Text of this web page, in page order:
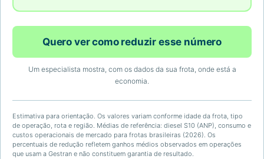
Quero ver como reduzir esse número
Um especialista mostra, com os dados da sua frota, onde está a
economia.
Estimativa para orientação. Os valores variam conforme idade da frota, tipo
de operação, rota e região. Médias de referência: diesel S10 (ANP), consumo e
custos operacionais de mercado para frotas brasileiras (2026). Os
percentuais de redução refletem ganhos médios observados em operações
que usam a Gestran e não constituem garantia de resultado.